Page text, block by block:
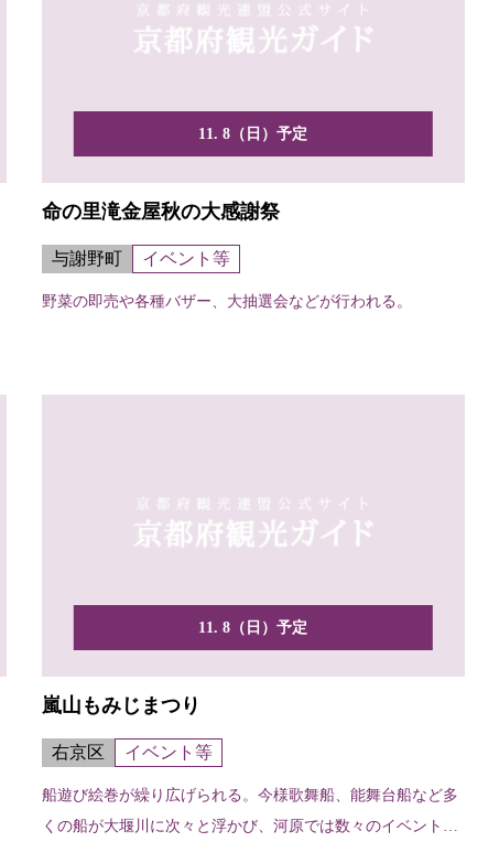
11. 8（日）予定
命の里滝金屋秋の大感謝祭
与謝野町 イベント等
野菜の即売や各種バザー、大抽選会などが行われる。
11. 8（日）予定
嵐山もみじまつり
右京区 イベント等
船遊び絵巻が繰り広げられる。今様歌舞船、能舞台船など多
くの船が大堰川に次々と浮かび、河原では数々のイベントが